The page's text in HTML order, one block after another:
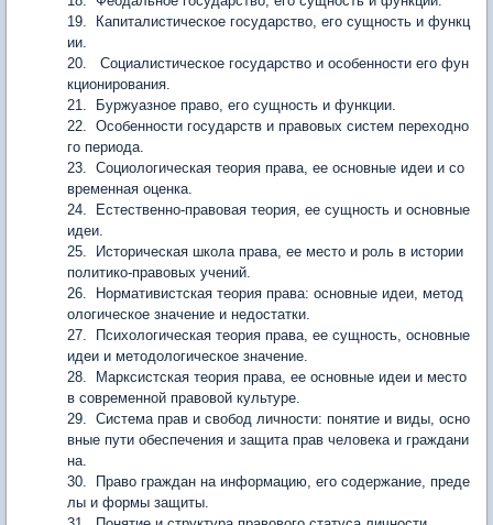
19. Капиталистическое государство, его сущность и функц
ии.
20. Социалистическое государство и особенности его фун
кционирования.
21. Буржуазное право, его сущность и функции.
22. Особенности государств и правовых систем переходно
го периода.
23. Социологическая теория права, ее основные идеи и со
временная оценка.
24. Естественно-правовая теория, ее сущность и основные
идеи.
25. Историческая школа права, ее место и роль в истории
политико-правовых учений.
26. Нормативистская теория права: основные идеи, метод
ологическое значение и недостатки.
27. Психологическая теория права, ее сущность, основные
идеи и методологическое значение.
28. Марксистская теория права, ее основные идеи и место
в современной правовой культуре.
29. Система прав и свобод личности: понятие и виды, осно
вные пути обеспечения и защита прав человека и граждани
на.
30. Право граждан на информацию, его содержание, преде
лы и формы защиты.